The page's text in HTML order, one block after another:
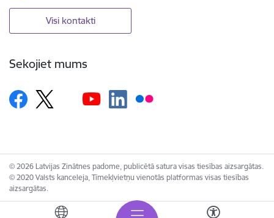
Visi kontakti
Sekojiet mums
© 2026 Latvijas Zinātnes padome, publicētā satura visas tiesības aizsargātas.
© 2020 Valsts kanceleja, Tīmekļvietņu vienotās platformas visas tiesības
aizsargātas.